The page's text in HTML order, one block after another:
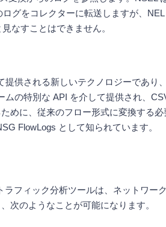
グをコレクターに転送しますが、
なすことはできません。
供される新しいテクノロジーであ
の特別な API を介して提供され、
めに、従来のフロー形式に変換する
FlowLogs として知られています。
フィック分析ツールは、ネットワ
次のようなことが可能になります。